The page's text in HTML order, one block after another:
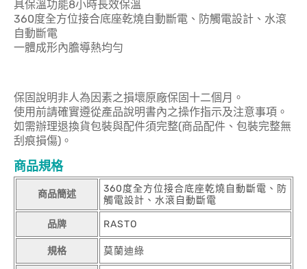
具保溫功能8小時長效保溫
360度全方位接合底座乾燒自動斷電、防觸電設計、水滾
自動斷電
一體成形內膽導熱均勻
保固說明非人為因素之損壞原廠保固十二個月。
使用前請確實遵從產品說明書內之操作指示及注意事項。
如需辦理退換貨包裝與配件須完整(商品配件、包裝完整無
刮痕損傷)。
商品規格
商品簡述
360度全方位接合底座乾燒自動斷電、防
觸電設計、水滾自動斷電
品牌 RASTO
規格 莫蘭迪綠